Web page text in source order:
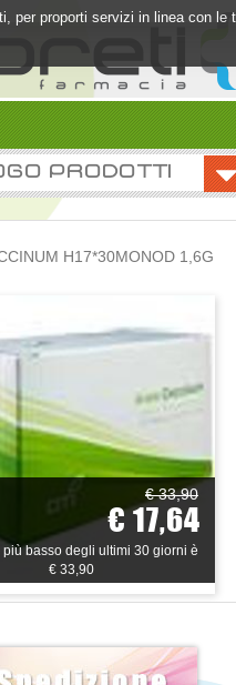
per proporti servizi in linea con
PRODOTTI
H17*30MONOD 1,6G
€ 33,90
€ 17,64
basso degli ultimi 30 giorni è
€ 33,90